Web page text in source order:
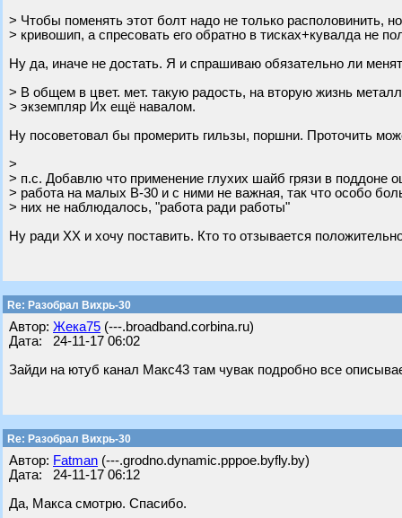
> Чтобы поменять этот болт надо не только располовинить,
> кривошип, а спресовать его обратно в тисках+кувалда не
Ну да, иначе не достать. Я и спрашиваю обязательно ли
> В общем в цвет. мет. такую радость, на вторую жизнь
> экземпляр Их ещё навалом.
Ну посоветовал бы промерить гильзы, поршни. Проточить
>
> п.с. Добавлю что применение глухих шайб грязи в поддоне
> работа на малых В-30 и с ними не важная, так что особо
> них не наблюдалось, "работа ради работы"
Ну ради ХХ и хочу поставить. Кто то отзывается
Re: Разобрал Вихрь-30
Автор: Жека75 (---.broadband.corbina.ru)
Дата: 24-11-17 06:02
Зайди на ютуб канал Макс43 там чувак подробно все
Re: Разобрал Вихрь-30
Автор: Fatman (---.grodno.dynamic.pppoe.byfly.by)
Дата: 24-11-17 06:12
Да, Макса смотрю. Спасибо.